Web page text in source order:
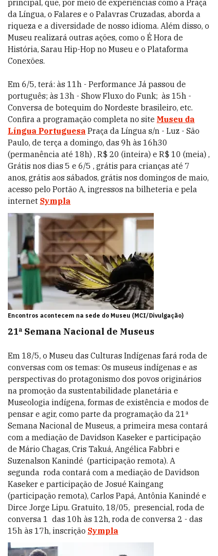
principal, que, por meio de experiências como a Praça
da Língua, o Falares e o Palavras Cruzadas, aborda a
riqueza e a diversidade de nosso idioma. Além disso, o
Museu realizará outras ações, como o É Hora de
História, Sarau Hip-Hop no Museu e o Plataforma
Conexões.
Em 6/5, terá: às 11h - Performance Já passou de
português; às 13h - Show Fluxo do Funk; às 15h -
Conversa de botequim do Nordeste brasileiro, etc.
Confira a programação completa no site Museu da
Língua Portuguesa Praça da Língua s/n - Luz - São
Paulo, de terça a domingo, das 9h às 16h30
(permanência até 18h) , R$ 20 (inteira) e R$ 10 (meia) ,
Grátis nos dias 5 e 6/5 , grátis para crianças até 7
anos, grátis aos sábados, grátis nos domingos de maio,
acesso pelo Portão A, ingressos na bilheteria e pela
internet Sympla
Encontros acontecem na sede do Museu (MCI/Divulgação)
21ª Semana Nacional de Museus
Em 18/5, o Museu das Culturas Indígenas fará roda de
conversas com os temas: Os museus indígenas e as
perspectivas do protagonismo dos povos originários
na promoção da sustentabilidade planetária e
Museologia indígena, formas de existência e modos de
pensar e agir, como parte da programação da 21ª
Semana Nacional de Museus, a primeira mesa contará
com a mediação de Davidson Kaseker e participação
de Mário Chagas, Cris Takuá, Angélica Fabbri e
Suzenalson Kanindé (participação remota). A
segunda roda contará com a mediação de Davidson
Kaseker e participação de Josué Kaingang
(participação remota), Carlos Papá, Antônia Kanindé e
Dirce Jorge Lipu. Gratuito, 18/05, presencial, roda de
conversa 1 das 10h às 12h, roda de conversa 2 - das
15h às 17h, inscrição Sympla